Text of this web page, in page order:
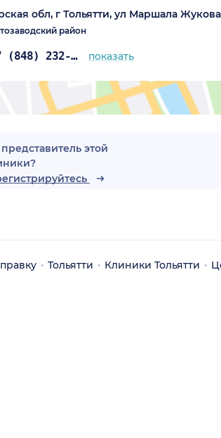
обл, г Тольятти, ул Маршала
район
+7 (848) 232-62-63 показать
этой
Тольятти Клиники Тольятти